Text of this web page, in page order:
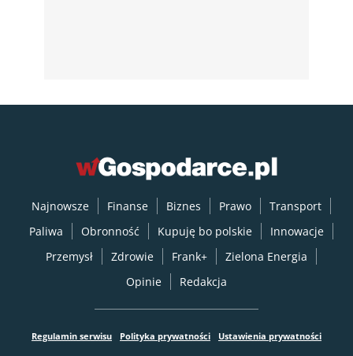
Najnowsze Finanse Biznes Prawo
Transport
Paliwa
Obronność Kupuję bo polskie
Innowacje
Przemysł
Zdrowie Frank+
Zielona Energia
Opinie
Redakcja
Regulamin serwisu Polityka prywatności Ustawienia prywatności